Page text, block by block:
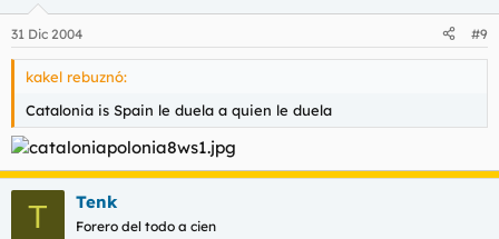
31 Dic 2004 #9
kakel rebuznó:
Catalonia is Spain le duela a quien le duela
T Tenk
Forero del todo a cien